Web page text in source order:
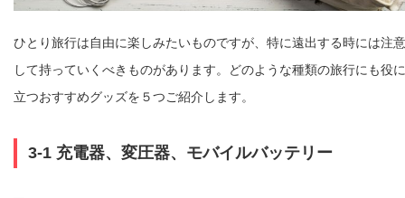
ひとり旅行は自由に楽しみたいものですが、特に遠出する時には注意
して持っていくべきものがあります。どのような種類の旅行にも役に
立つおすすめグッズを５つご紹介します。
3-1 充電器、変圧器、モバイルバッテリー